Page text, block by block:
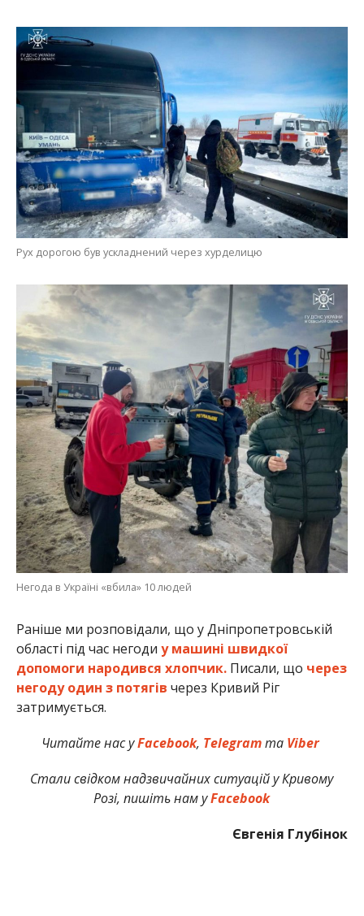
Рух дорогою був ускладнений через хурделицю
Негода в Україні «вбила» 10 людей
Раніше ми розповідали, що у Дніпропетровській
області під час негоди у машині швидкої
допомоги народився хлопчик.Писали, що через
негоду один з потягів через Кривий Ріг
затримується.
Читайте нас уFacebook, Telegramта Viber
Стали свідком надзвичайних ситуацій у Кривому
Розі, пишіть нам уFacebook
Євгенія Глубінок